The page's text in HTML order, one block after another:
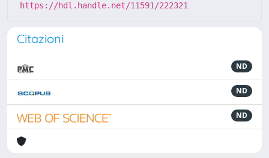
https://hdl.handle.net/11591/222321
Citazioni
ND
ND
ND